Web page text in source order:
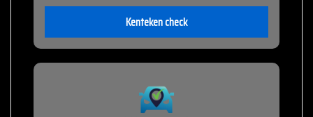
Kenteken check